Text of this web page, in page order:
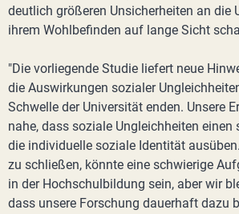
deutlich größeren Unsicherheiten an die
ihrem Wohlbefinden auf lange Sicht
"Die vorliegende Studie liefert neue
die Auswirkungen sozialer
Schwelle der Universität enden. Unsere
nahe, dass soziale Ungleichheiten
die individuelle soziale Identität
zu schließen, könnte eine schwierige
in der Hochschulbildung sein, aber wir
dass unsere Forschung dauerhaft dazu